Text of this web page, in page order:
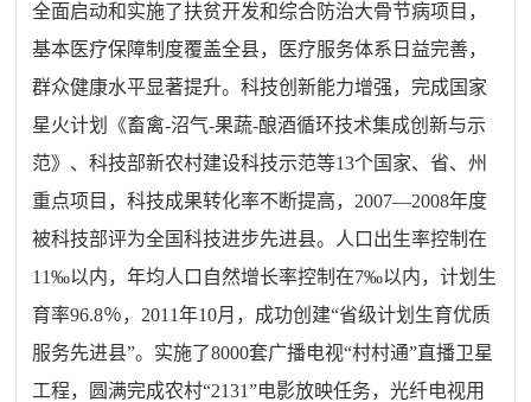
全面启动和实施了扶贫开发和综合防治大骨节病项目，
基本医疗保障制度覆盖全县，医疗服务体系日益完善，
群众健康水平显著提升。科技创新能力增强，完成国家
星火计划《畜禽-沼气-果蔬-酿酒循环技术集成创新与示
范》、科技部新农村建设科技示范等13个国家、省、州
重点项目，科技成果转化率不断提高，2007—2008年度
被科技部评为全国科技进步先进县。人口出生率控制在
11‰以内，年均人口自然增长率控制在7‰以内，计划生
育率96.8％，2011年10月，成功创建“省级计划生育优质
服务先进县”。实施了8000套广播电视“村村通”直播卫星
工程，圆满完成农村“2131”电影放映任务，光纤电视用